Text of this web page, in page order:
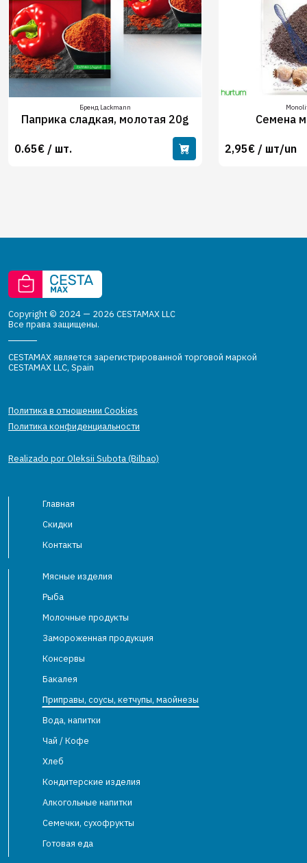
Бренд Lackmann
Паприка сладкая, молотая 20g
0.65€ / шт.
Семена
2,95€ / шт/un
Copyright © 2024 — 2026 CESTAMAX LLC
Все права защищены.
CESTAMAX является зарегистрированной торговой маркой
CESTAMAX LLC, Spain
Политика в отношении Cookies
Политика конфиденциальности
Realizado por Oleksii Subota (Bilbao)
Главная
Скидки
Контакты
Мясные изделия
Рыба
Молочные продукты
Замороженная продукция
Консервы
Бакалея
Приправы, соусы, кетчупы, маойнезы
Вода, напитки
Чай / Кофе
Хлеб
Кондитерские изделия
Алкогольные напитки
Семечки, сухофрукты
Готовая еда